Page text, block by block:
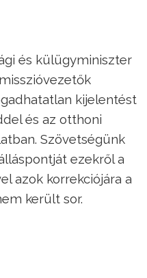
és külügyminiszter
kijelentést
és az otthoni
Szövetségünk
ezekről a
azok korrekciójára a
került sor.